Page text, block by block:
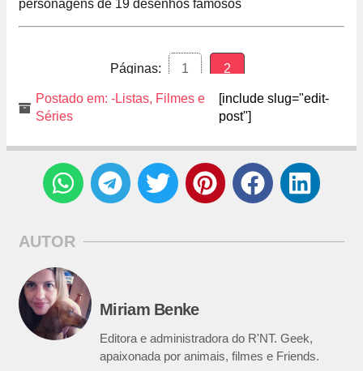
Páginas: 1 2
Postado em: -Listas, Filmes e
Séries
[include slug="edit-
post"]
AUTOR
Miriam Benke
Editora e administradora do R'NT. Geek,
apaixonada por animais, filmes e Friends.